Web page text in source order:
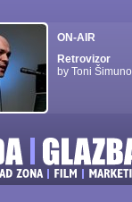
ON-AIR
Retrovizor
by Toni